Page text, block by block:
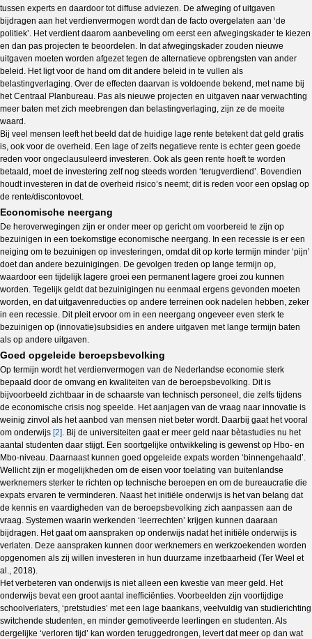
tussen experts en daardoor tot diffuse adviezen. De afweging of uitgaven
bijdragen aan het verdienvermogen wordt dan de facto overgelaten aan ‘de
politiek’. Het verdient daarom aanbeveling om eerst een afwegingskader te kiezen
en dan pas projecten te beoordelen. In dat afwegingskader zouden nieuwe
uitgaven moeten worden afgezet tegen de alternatieve opbrengsten van ander
beleid. Het ligt voor de hand om dit andere beleid in te vullen als
belastingverlaging. Over de effecten daarvan is voldoende bekend, met name bij
het Centraal Planbureau. Pas als nieuwe projecten en uitgaven naar verwachting
meer baten met zich meebrengen dan belastingverlaging, zijn ze de moeite
waard.
Bij veel mensen leeft het beeld dat de huidige lage rente betekent dat geld gratis
is, ook voor de overheid. Een lage of zelfs negatieve rente is echter geen goede
reden voor ongeclausuleerd investeren. Ook als geen rente hoeft te worden
betaald, moet de investering zelf nog steeds worden ‘terugverdiend’. Bovendien
houdt investeren in dat de overheid risico’s neemt; dit is reden voor een opslag op
de rente/discontovoet.
Economische neergang
De heroverwegingen zijn er onder meer op gericht om voorbereid te zijn op
bezuinigen in een toekomstige economische neergang. In een recessie is er een
neiging om te bezuinigen op investeringen, omdat dit op korte termijn minder ‘pijn’
doet dan andere bezuinigingen. De gevolgen treden op lange termijn op,
waardoor een tijdelijk lagere groei een permanent lagere groei zou kunnen
worden. Tegelijk geldt dat bezuinigingen nu eenmaal ergens gevonden moeten
worden, en dat uitgavenreducties op andere terreinen ook nadelen hebben, zeker
in een recessie. Dit pleit ervoor om in een neergang ongeveer even sterk te
bezuinigen op (innovatie)subsidies en andere uitgaven met lange termijn baten
als op andere uitgaven.
Goed opgeleide beroepsbevolking
Op termijn wordt het verdienvermogen van de Nederlandse economie sterk
bepaald door de omvang en kwaliteiten van de beroepsbevolking. Dit is
bijvoorbeeld zichtbaar in de schaarste van technisch personeel, die zelfs tijdens
de economische crisis nog speelde. Het aanjagen van de vraag naar innovatie is
weinig zinvol als het aanbod van mensen niet beter wordt. Daarbij gaat het vooral
om onderwijs [2]. Bij de universiteiten gaat er meer geld naar bètastudies nu het
aantal studenten daar stijgt. Een soortgelijke ontwikkeling is gewenst op Hbo- en
Mbo-niveau. Daarnaast kunnen goed opgeleide expats worden ‘binnengehaald’.
Wellicht zijn er mogelijkheden om de eisen voor toelating van buitenlandse
werknemers sterker te richten op technische beroepen en om de bureaucratie die
expats ervaren te verminderen. Naast het initiële onderwijs is het van belang dat
de kennis en vaardigheden van de beroepsbevolking zich aanpassen aan de
vraag. Systemen waarin werkenden ‘leerrechten’ krijgen kunnen daaraan
bijdragen. Het gaat om aanspraken op onderwijs nadat het initiële onderwijs is
verlaten. Deze aanspraken kunnen door werknemers en werkzoekenden worden
opgenomen als zij willen investeren in hun duurzame inzetbaarheid (Ter Weel et
al., 2018).
Het verbeteren van onderwijs is niet alleen een kwestie van meer geld. Het
onderwijs bevat een groot aantal inefficiënties. Voorbeelden zijn voortijdige
schoolverlaters, ‘pretstudies’ met een lage baankans, veelvuldig van studierichting
switchende studenten, en minder gemotiveerde leerlingen en studenten. Als
dergelijke ‘verloren tijd’ kan worden teruggedrongen, levert dat meer op dan wat